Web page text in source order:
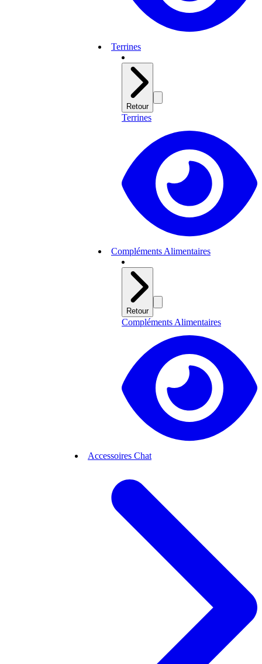
Terrines
Retour
Terrines
Compléments Alimentaires
Retour
Compléments Alimentaires
Accessoires Chat